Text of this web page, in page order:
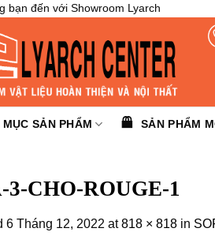
bạn đến với Showroom Lyarch
MỤC SẢN PHẨM SẢN PHẨM
3-CHO-ROUGE-1
6 Tháng 12, 2022 at818 × 818 in